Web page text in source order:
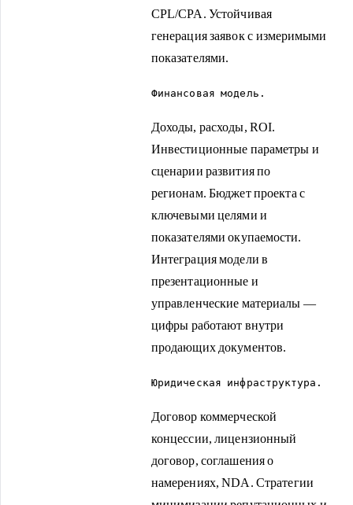
CPL/CPA. Устойчивая
генерация заявок с измеримыми
показателями.
Финансовая модель.
Доходы, расходы, ROI.
Инвестиционные параметры и
сценарии развития по
регионам. Бюджет проекта с
ключевыми целями и
показателями окупаемости.
Интеграция модели в
презентационные и
управленческие материалы —
цифры работают внутри
продающих документов.
Юридическая инфраструктура.
Договор коммерческой
концессии, лицензионный
договор, соглашения о
намерениях, NDA. Стратегии